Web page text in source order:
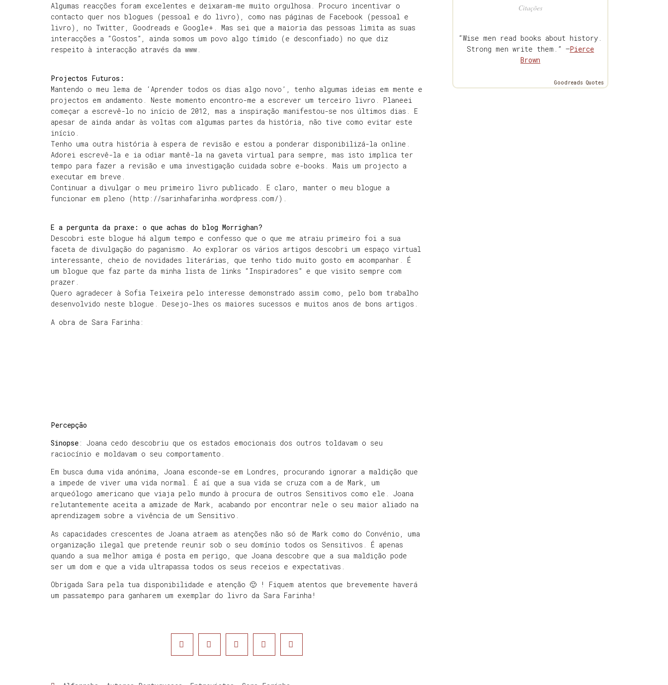
Algumas reacções foram excelentes e deixaram-me muito orgulhosa. Procuro incentivar o
contacto quer nos blogues (pessoal e do livro), como nas páginas de Facebook (pessoal e
livro), no Twitter, Goodreads e Google+. Mas sei que a maioria das pessoas limita as suas
interacções a “Gostos”, ainda somos um povo algo tímido (e desconfiado) no que diz
respeito à interacção através da www.
Projectos Futuros:
Mantendo o meu lema de ‘Aprender todos os dias algo novo’, tenho algumas ideias em mente e
projectos em andamento. Neste momento encontro-me a escrever um terceiro livro. Planeei
começar a escrevê-lo no início de 2012, mas a inspiração manifestou-se nos últimos dias. E
apesar de ainda andar às voltas com algumas partes da história, não tive como evitar este
início.
Tenho uma outra história à espera de revisão e estou a ponderar disponibilizá-la online.
Adorei escrevê-la e ia odiar mantê-la na gaveta virtual para sempre, mas isto implica ter
tempo para fazer a revisão e uma investigação cuidada sobre e-books. Mais um projecto a
executar em breve.
Continuar a divulgar o meu primeiro livro publicado. E claro, manter o meu blogue a
funcionar em pleno (http://sarinhafarinha.wordpress.com/).
E a pergunta da praxe: o que achas do blog Morrighan?
Descobri este blogue há algum tempo e confesso que o que me atraiu primeiro foi a sua
faceta de divulgação do paganismo. Ao explorar os vários artigos descobri um espaço virtual
interessante, cheio de novidades literárias, que tenho tido muito gosto em acompanhar. É
um blogue que faz parte da minha lista de links “Inspiradores” e que visito sempre com
prazer.
Quero agradecer à Sofia Teixeira pelo interesse demonstrado assim como, pelo bom trabalho
desenvolvido neste blogue. Desejo-lhes os maiores sucessos e muitos anos de bons artigos.
A obra de Sara Farinha:
Percepção
Sinopse : Joana cedo descobriu que os estados emocionais dos outros toldavam o seu
raciocínio e moldavam o seu comportamento.
Em busca duma vida anónima, Joana esconde-se em Londres, procurando ignorar a maldição que
a impede de viver uma vida normal. É aí que a sua vida se cruza com a de Mark, um
arqueólogo americano que viaja pelo mundo à procura de outros Sensitivos como ele. Joana
relutantemente aceita a amizade de Mark, acabando por encontrar nele o seu maior aliado na
aprendizagem sobre a vivência de um Sensitivo.
As capacidades crescentes de Joana atraem as atenções não só de Mark como do Convénio, uma
organização ilegal que pretende reunir sob o seu domínio todos os Sensitivos. É apenas
quando a sua melhor amiga é posta em perigo, que Joana descobre que a sua maldição pode
ser um dom e que a vida ultrapassa todos os seus receios e expectativas.
Obrigada Sara pela tua disponibilidade e atenção 🙂 ! Fiquem atentos que brevemente haverá
um passatempo para ganharem um exemplar do livro da Sara Farinha!
Citações
“Wise men read books about history.
Strong men write them.” —Pierce
Brown
Goodreads Quotes